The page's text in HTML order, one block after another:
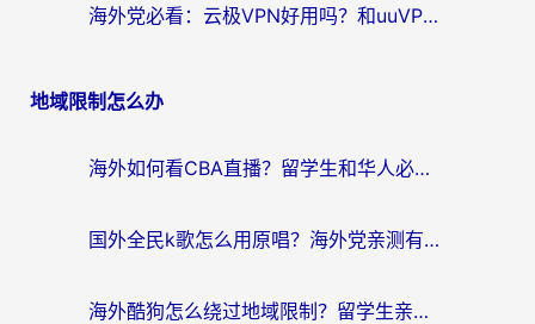
海外党必看：云极VPN好用吗？和uuVPN对比哪个回国效果更好？附真实体验+避坑指南
地域限制怎么办
海外如何看CBA直播？留学生和华人必看的无卡顿观赛指南
国外全民k歌怎么用原唱？海外党亲测有效的回国加速解决方案
海外酷狗怎么绕过地域限制？留学生亲测有效的回国加速器选择指南